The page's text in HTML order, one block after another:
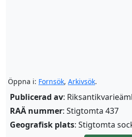
Öppna i: Fornsök, Arkivsök.
Publicerad av:
RAÄ nummer: Stigtomta 437
Geografisk plats: Stigtomta